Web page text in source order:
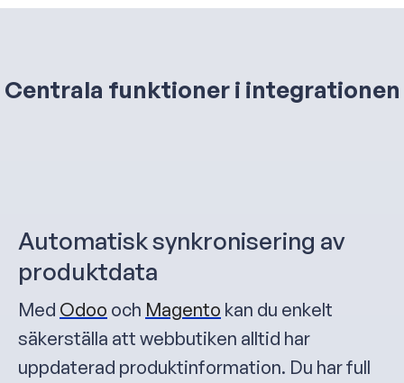
Centrala funktioner i integrationen
Automatisk synkronisering av
produktdata
Med Odoo och Magento kan du enkelt
säkerställa att webbutiken alltid har
uppdaterad produktinformation. Du har full